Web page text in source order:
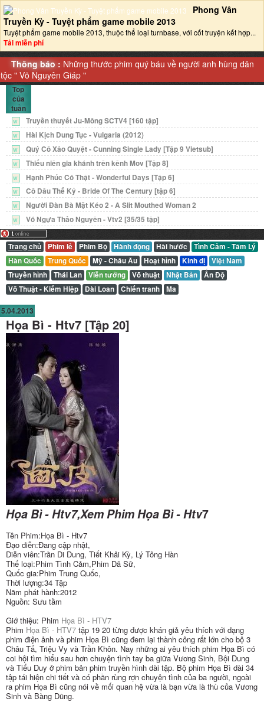
Phong Vân
Truyền Kỳ - Tuyệt phẩm game mobile 2013‎
Tuyệt phẩm game mobile 2013, thuộc thể loại turnbase, với cốt truyện kết hợp...
Tải miễn phí
Thông báo : Những thước phim quý báu về người anh hùng dân
tộc "Võ Nguyên Giáp "
Top
của
tuần
W Truyền thuyết Ju-Mông SCTV4 [160 tập]
W Hài Kịch Dung Tục - Vulgaria (2012)
W Quý Cô Xảo Quyệt - Cunning Single Lady [Tập 9 Vietsub]
W Thiếu niên gia khánh trên kênh Mov [Tập 8]
W Hạnh Phúc Có Thật - Wonderful Days [Tập 6]
W Cô Dâu Thế Kỷ - Bride Of The Century [tập 6]
W Người Đàn Bà Mặt Kéo 2 - A Slit Mouthed Woman 2
W Vó Ngựa Thảo Nguyên - Vtv2 [35/35 tập]
Trang chủ Phim lẻ Phim Bộ Hành động Hài hước
Tình Cảm - Tâm Lý
Hàn Quốc
Trung Quốc Mỹ - Châu Âu Hoạt hình Kinh dị
Việt Nam
Truyền hình
Thái Lan Viễn tưởng Võ thuật Nhật Bản
Ấn Độ
Võ Thuật - Kiếm Hiệp
Đài Loan Chiến tranh Ma
5.04.2013
Họa Bì - Htv7 [Tập 20]
Họa Bì - Htv7,Xem Phim Họa Bì - Htv7
Tên Phim:Họa Bì - Htv7
Đạo diễn:Đang cập nhật,
Diễn viên:Trần Di Dung, Tiết Khải Kỳ, Lý Tông Hàn
Thể loại:Phim Tình Cảm,Phim Dã Sữ,
Quốc gia:Phim Trung Quốc,
Thời lượng:34 Tập
Năm phát hành:2012
Nguồn: Sưu tầm
Giớ thiệu: Phim Họa Bì - HTV7
Phim Họa Bì - HTV7 tập 19 20 từng được khán giả yêu thích với dạng
phim điện ảnh và phim Họa Bì cũng đem lại thành công rất lớn cho bộ 3
Châu Tấ, Triệu Vy và Trần Khôn. Nay những ai yêu thích phim Họa Bì có
coi hội tìm hiểu sau hơn chuyện tình tay ba giữa Vương Sinh, Bội Dung
và Tiểu Duy ở phim bản phim truyền hình dài tập. Bộ phim Họa Bì dài 34
tập tái hiện chi tiết và có phần rùng rợn chuyện tình của ba người, ngoài
ra phim Họa Bì cũng nói về mối quan hệ vừa là bạn vừa là thù của Vương
Sinh và Bàng Dũng.